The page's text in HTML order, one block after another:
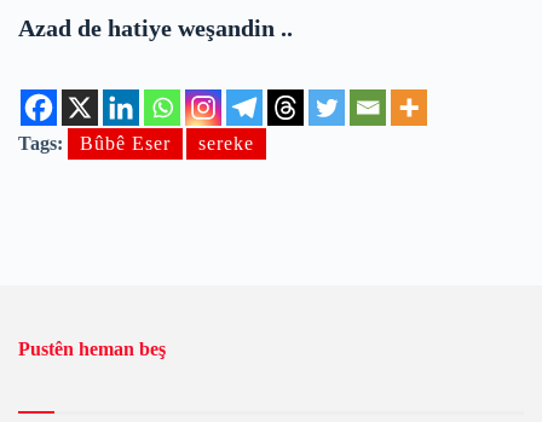
Azad de hatiye weşandin ..
Tags: Bûbê Eser sereke
Pustên heman beş